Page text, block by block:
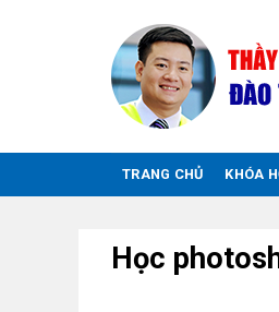
TRANG CHỦ KHÓA
Học